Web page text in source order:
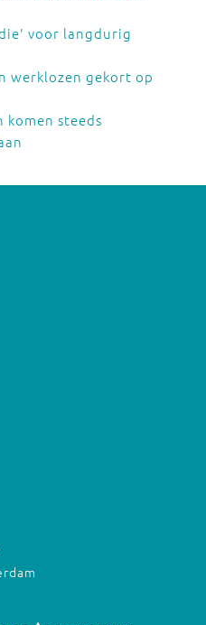
voor langdurig
werklozen gekort op
steeds